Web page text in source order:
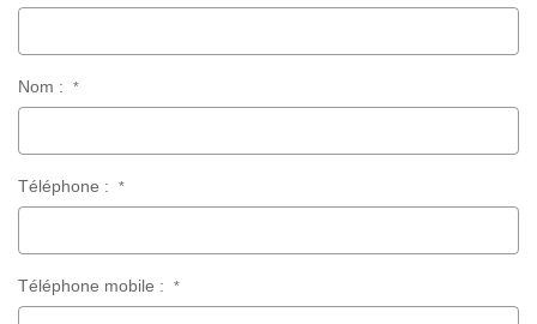
Nom : *
Téléphone : *
Téléphone mobile : *